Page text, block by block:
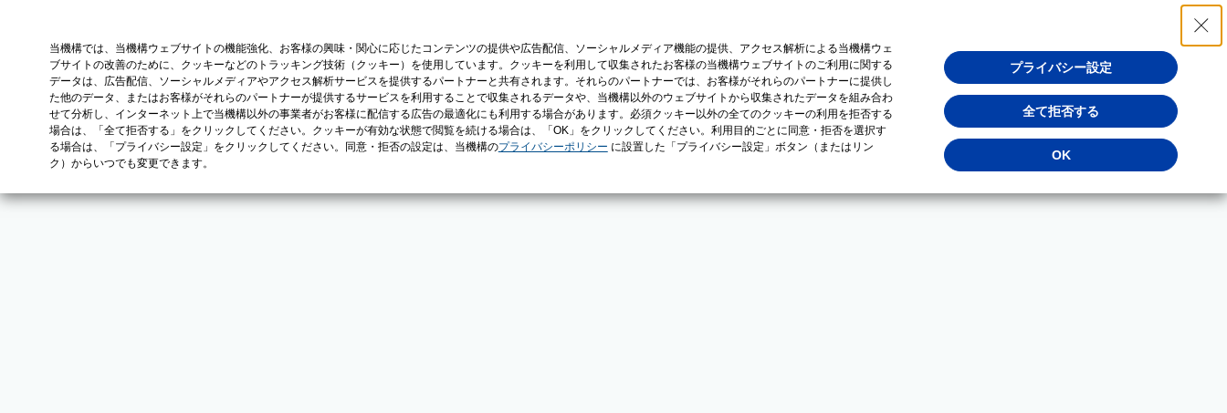
当機構では、当機構ウェブサイトの機能強化、お客様の興味・関心に応じたコンテンツの提供や広告配信、ソーシャルメディア機能の提供、アクセス解析による当機構ウェ
ブサイトの改善のために、クッキーなどのトラッキング技術（クッキー）を使用しています。クッキーを利用して収集されたお客様の当機構ウェブサイトのご利用に関する
データは、広告配信、ソーシャルメディアやアクセス解析サービスを提供するパートナーと共有されます。それらのパートナーでは、お客様がそれらのパートナーに提供し
た他のデータ、またはお客様がそれらのパートナーが提供するサービスを利用することで収集されるデータや、当機構以外のウェブサイトから収集されたデータを組み合わ
せて分析し、インターネット上で当機構以外の事業者がお客様に配信する広告の最適化にも利用する場合があります。必須クッキー以外の全てのクッキーの利用を拒否する
場合は、「全て拒否する」をクリックしてください。クッキーが有効な状態で閲覧を続ける場合は、「OK」をクリックしてください。利用目的ごとに同意・拒否を選択す
る場合は、「プライバシー設定」をクリックしてください。同意・拒否の設定は、当機構のプライバシーポリシー に設置した「プライバシー設定」ボタン（またはリン
ク）からいつでも変更できます。
プライバシー設定
全て拒否する
OK